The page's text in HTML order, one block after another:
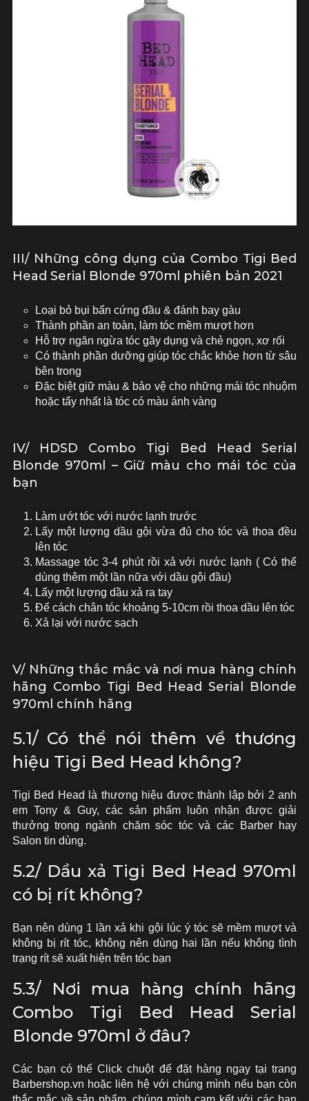
III/ Những công dụng của Combo Tigi Bed
Head Serial Blonde 970ml phiên bản 2021
Loại bỏ bụi bẩn cứng đầu & đánh bay gàu
Thành phần an toàn, làm tóc mềm mượt hơn
Hỗ trợ ngăn ngừa tóc gãy dụng và chẻ ngọn, xơ rối
Có thành phần dưỡng giúp tóc chắc khỏe hơn từ sâu
bên trong
Đặc biệt giữ màu & bảo vệ cho những mái tóc nhuộm
hoặc tẩy nhất là tóc có màu ánh vàng
IV/ HDSD Combo Tigi Bed Head Serial
Blonde 970ml – Giữ màu cho mái tóc của
bạn
Làm ướt tóc với nước lạnh trước
Lấy một lượng dầu gội vừa đủ cho tóc và thoa đều
lên tóc
Massage tóc 3-4 phút rồi xả với nước lạnh ( Có thể
dùng thêm một lần nữa với dầu gội đầu)
Lấy một lượng dầu xả ra tay
Để cách chân tóc khoảng 5-10cm rồi thoa dầu lên tóc
Xả lại với nước sạch
V/ Những thắc mắc và nơi mua hàng chính
hãng Combo Tigi Bed Head Serial Blonde
970ml chính hãng
5.1/ Có thể nói thêm về thương
hiệu Tigi Bed Head không?
Tigi Bed Head là thương hiệu được thành lập bởi 2 anh
em Tony & Guy, các sản phẩm luôn nhận được giải
thưởng trong ngành chăm sóc tóc và các Barber hay
Salon tin dùng.
5.2/ Dầu xả Tigi Bed Head 970ml
có bị rít không?
Bạn nên dùng 1 lần xả khi gội lúc ý tóc sẽ mềm mượt và
không bị rít tóc, không nên dùng hai lần nếu không tình
trạng rít sẽ xuất hiện trên tóc bạn
5.3/ Nơi mua hàng chính hãng
Combo Tigi Bed Head Serial
Blonde 970ml ở đâu?
Các bạn có thể Click chuột để đặt hàng ngay tại trang
Barbershop.vn hoặc liên hệ với chúng mình nếu bạn còn